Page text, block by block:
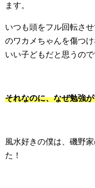
ます。
いつも頭をフル回転さ
のワカメちゃんを傷つ
いい子どもだと思うので
それなのに、なぜ勉強
風水好きの僕は、磯野
た！